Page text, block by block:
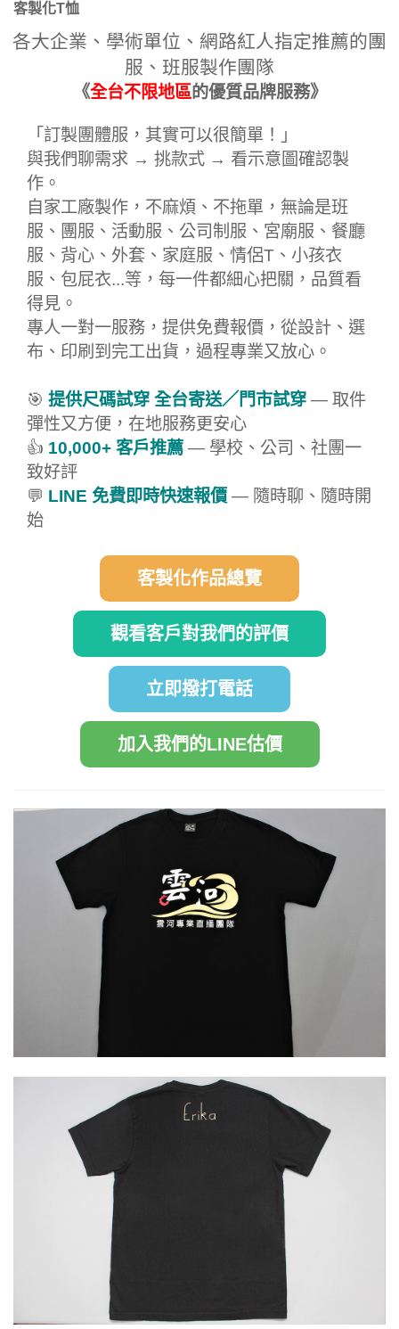
客製化T恤
各大企業、學術單位、網路紅人指定推薦的團
服、班服製作團隊
《全台不限地區的優質品牌服務》
「訂製團體服，其實可以很簡單！」
與我們聊需求 → 挑款式 → 看示意圖確認製
作。
自家工廠製作，不麻煩、不拖單，無論是班
服、團服、活動服、公司制服、宮廟服、餐廳
服、背心、外套、家庭服、情侶T、小孩衣
服、包屁衣...等，每一件都細心把關，品質看
得見。
專人一對一服務，提供免費報價，從設計、選
布、印刷到完工出貨，過程專業又放心。
🎯 提供尺碼試穿 全台寄送／門市試穿 — 取件
彈性又方便，在地服務更安心
👍 10,000+ 客戶推薦 — 學校、公司、社團一
致好評
💬 LINE 免費即時快速報價 — 隨時聊、隨時開
始
客製化作品總覽
觀看客戶對我們的評價
立即撥打電話
加入我們的LINE估價